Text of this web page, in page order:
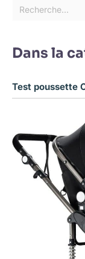
Dans la
Test poussette